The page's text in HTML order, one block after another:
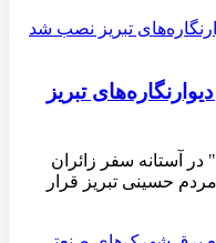
تبریز
آستانه سفر زائران
حسینی تبریز قرار